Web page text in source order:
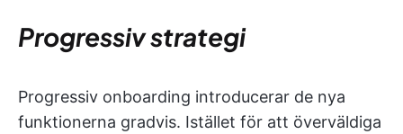
Progressiv strategi
Progressiv onboarding introducerar de nya
funktionerna gradvis. Istället för att överväldiga